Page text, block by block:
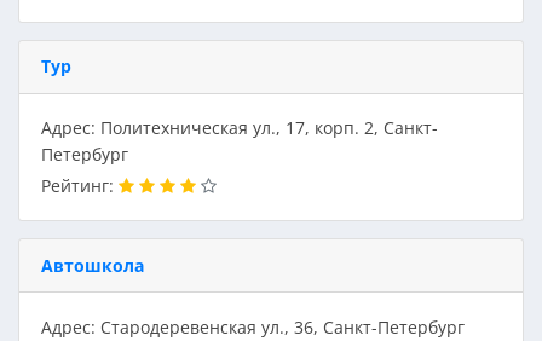
Тур
Адрес: Политехническая ул., 17, корп. 2, Санкт-
Петербург
Рейтинг:
Автошкола
Адрес: Стародеревенская ул., 36, Санкт-Петербург